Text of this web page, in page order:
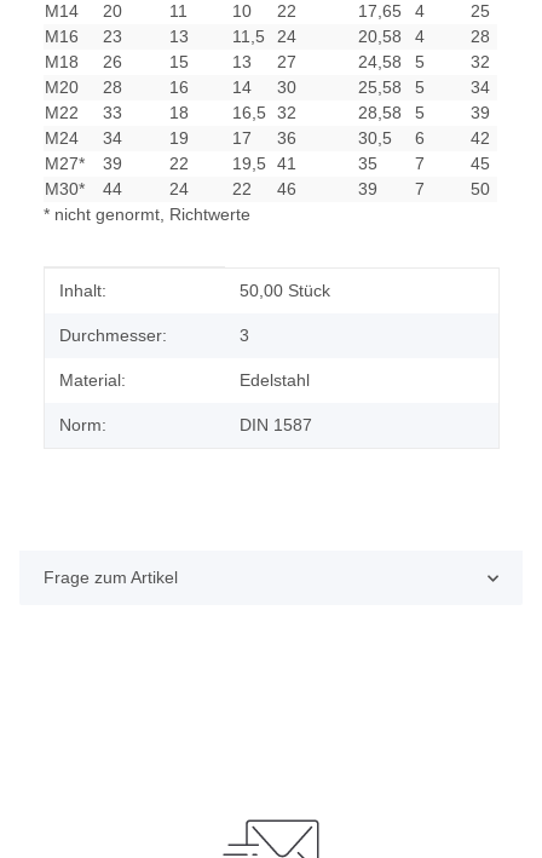
M14
20 11 10 22 17,65 4
25
M16
23 13 11,5 24 20,58 4
28
M18
26 15 13 27 24,58 5
32
M20
28 16 14 30 25,58 5
34
M22
33 18 16,5 32 28,58 5
39
M24
34 19 17 36 30,5 6
42
M27*
39 22 19,5 41 35 7
45
M30*
44 24 22 46 39 7
50
* nicht genormt, Richtwerte
Produkteigenschaft
Wert
Inhalt: 50,00 Stück
Durchmesser: 3
Material: Edelstahl
Norm: DIN 1587
Frage zum Artikel